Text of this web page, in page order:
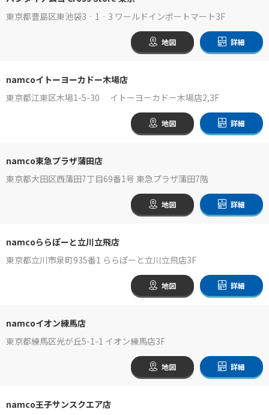
東京都豊島区東池袋3‐1‐3 ワールドインポートマート3F
地図 詳細
namcoイトーヨーカドー木場店
東京都江東区木場1-5-30 イトーヨーカドー木場店2,3F
地図 詳細
namco東急プラザ蒲田店
東京都大田区西蒲田7丁目69番1号 東急プラザ蒲田7階
地図 詳細
namcoららぽーと立川立飛店
東京都立川市泉町935番1 ららぽーと立川立飛店3F
地図 詳細
namcoイオン練馬店
東京都練馬区光が丘5-1-1 イオン練馬店3F
地図 詳細
namco王子サンスクエア店